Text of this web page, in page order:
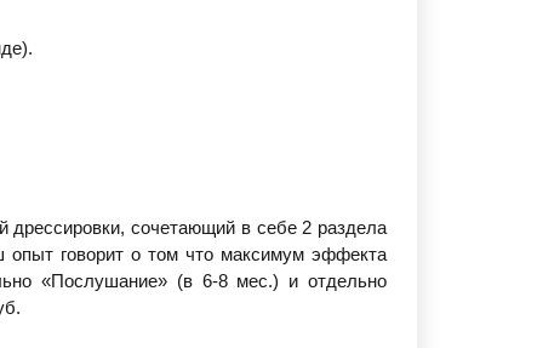
дрессировки, сочетающий в себе 2 раздела
говорит о том что максимум эффекта
«Послушание» (в 6-8 мес.) и отдельно